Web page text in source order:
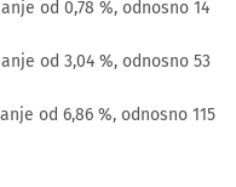
od 0,78 %, odnosno 14
od 3,04 %, odnosno 53
od 6,86 %, odnosno 115